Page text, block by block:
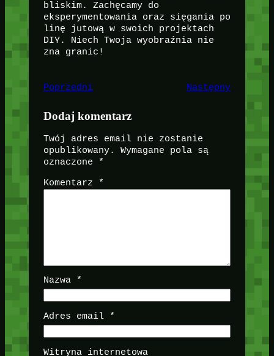
bliskim. Zachęcamy do
eksperymentowania oraz sięgania po
linę jutową w swoich projektach
DIY. Niech Twoja wyobraźnia nie
zna granic!
Poprzedni Następny
Dodaj komentarz
Twój adres email nie zostanie
opublikowany.
Wymagane pola są
oznaczone
*
Komentarz *
Nazwa *
Adres email *
Witryna internetowa